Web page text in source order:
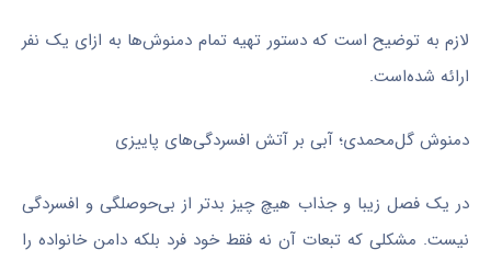
لازم به توضیح است که دستور تهیه تمام دمنوش‌ها به ازای یک نفر
ارائه شده‌است.
دمنوش گل‌محمدی؛ آبی بر آتش افسردگی‌های پاییزی
در یک فصل زیبا و جذاب هیچ چیز بدتر از بی‌حوصلگی و افسردگی
نیست. مشکلی که تبعات آن نه فقط خود فرد بلکه دامن خانواده را